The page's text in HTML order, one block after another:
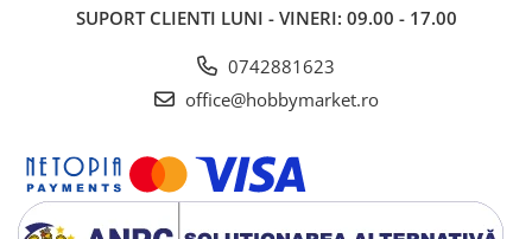
SUPORT CLIENTI LUNI - VINERI: 09.00 - 17.00
0742881623
office@hobbymarket.ro